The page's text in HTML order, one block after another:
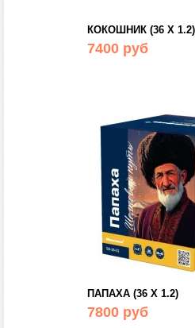
КОКОШНИК (36 Х 1.2)
7400 руб
ПАПАХА (36 Х 1.2)
7800 руб